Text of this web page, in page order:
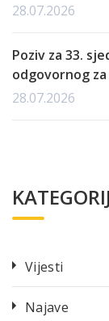
28.07.2026
Poziv za 33.
odgovornog
28.07.2026
Vijesti
Najave